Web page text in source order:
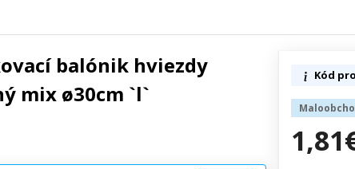
balónik hviezdy
mix ø30cm `l`
Kód